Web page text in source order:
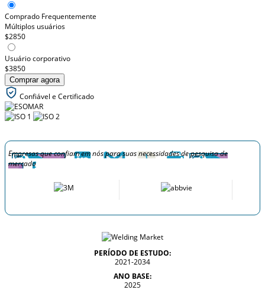
Comprado Frequentemente
Múltiplos usuários
$2850
Usuário corporativo
$3850
Comprar agora
Confiável e Certificado
Empresas que confiam em nós para suas necessidades de pesquisa de
mercado
PERÍODO DE ESTUDO:
2021-2034
ANO BASE:
2025